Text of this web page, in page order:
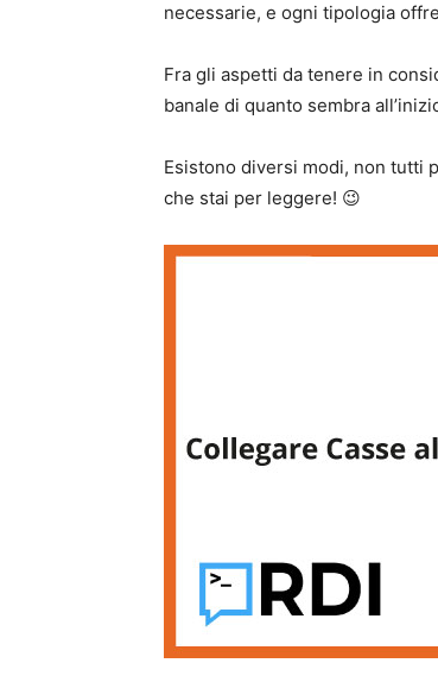
necessarie, e ogni tipologia
Fra gli aspetti da tenere in
banale di quanto sembra
Esistono diversi modi, non tutti
che stai per leggere! 😉